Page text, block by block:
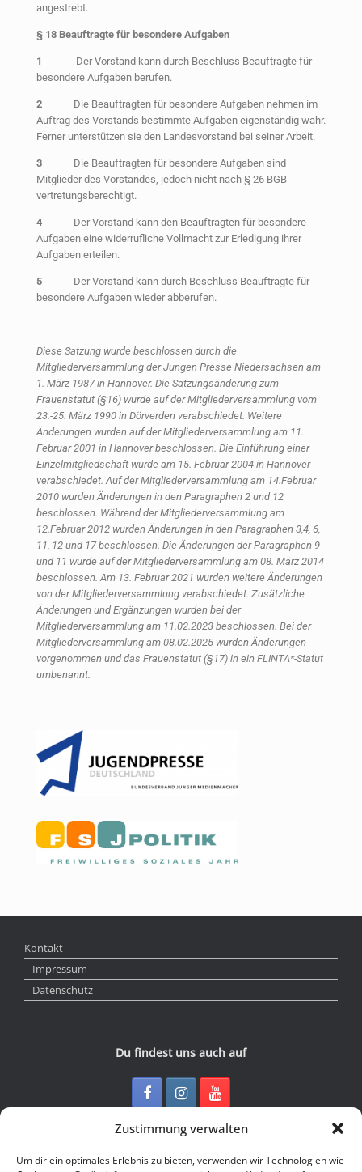
Zustimmung verwalten
Um dir ein optimales Erlebnis zu bieten, verwenden wir Technologien wie
angestrebt.
§ 18 Beauftragte für besondere Aufgaben
1
Der Vorstand kann durch Beschluss Beauftragte für
besondere Aufgaben berufen.
2 Die Beauftragten für besondere Aufgaben nehmen im
Auftrag des Vorstands bestimmte Aufgaben eigenständig wahr.
Ferner unterstützen sie den Landesvorstand bei seiner Arbeit.
3 Die Beauftragten für besondere Aufgaben sind
Mitglieder des Vorstandes, jedoch nicht nach § 26 BGB
vertretungsberechtigt.
4 Der Vorstand kann den Beauftragten für besondere
Aufgaben eine widerrufliche Vollmacht zur Erledigung ihrer
Aufgaben erteilen.
5 Der Vorstand kann durch Beschluss Beauftragte für
besondere Aufgaben wieder abberufen.
Diese Satzung wurde beschlossen durch die
Mitgliederversammlung der Jungen Presse Niedersachsen am
1. März 1987 in Hannover. Die Satzungsänderung zum
Frauenstatut (§16) wurde auf der Mitgliederversammlung vom
23.-25. März 1990 in Dörverden verabschiedet. Weitere
Änderungen wurden auf der Mitgliederversammlung am 11.
Februar 2001 in Hannover beschlossen. Die Einführung einer
Einzelmitgliedschaft wurde am 15. Februar 2004 in Hannover
verabschiedet. Auf der Mitgliederversammlung am 14.Februar
2010 wurden Änderungen in den Paragraphen 2 und 12
beschlossen. Während der Mitgliederversammlung am
12.Februar 2012 wurden Änderungen in den Paragraphen 3,4, 6,
11, 12 und 17 beschlossen. Die Änderungen der Paragraphen 9
und 11 wurde auf der Mitgliederversammlung am 08. März 2014
beschlossen. Am 13. Februar 2021 wurden weitere Änderungen
von der Mitgliederversammlung verabschiedet. Zusätzliche
Änderungen und Ergänzungen wurden bei der
Mitgliederversammlung am 11.02.2023 beschlossen. Bei der
Mitgliederversammlung am 08.02.2025 wurden Änderungen
vorgenommen und das Frauenstatut (§17) in ein FLINTA*-Statut
umbenannt.
Kontakt
Impressum
Datenschutz
Du findest uns auch auf
Kontakt